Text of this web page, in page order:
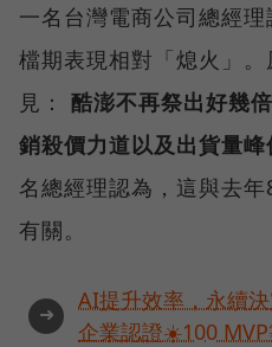
一名台灣電商公司總經
檔期表現相對「熄火」
見： 酷澎不再祭出好幾
銷殺價力道以及出貨量
名總經理認為，這與去
有關。
➜
AI提升效率，永續
企業認證☀️100